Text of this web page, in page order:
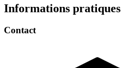
Informations pratiques
Contact